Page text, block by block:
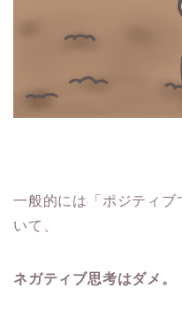
一般的には「ポジティブ
いて、
ネガティブ思考はダメ。